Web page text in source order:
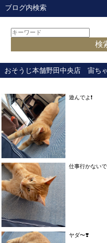
ブログ内検索
おそうじ本舗野田中央店 宙ち
遊んでよ❗️
仕事行かない
ヤダ〜❣️